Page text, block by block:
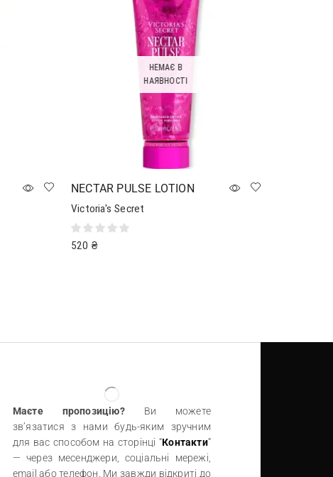
НЕМАЄ В
НАЯВНОСТІ
NECTAR PULSE LOTION
Victoria's Secret
520 ₴
Маєте пропозицію?Ви можете
зв’язатися з нами будь-яким зручним
для вас способом на сторінці “Контакти”
— через месенджери, соціальні мережі,
email або телефон. Ми завжди відкриті до